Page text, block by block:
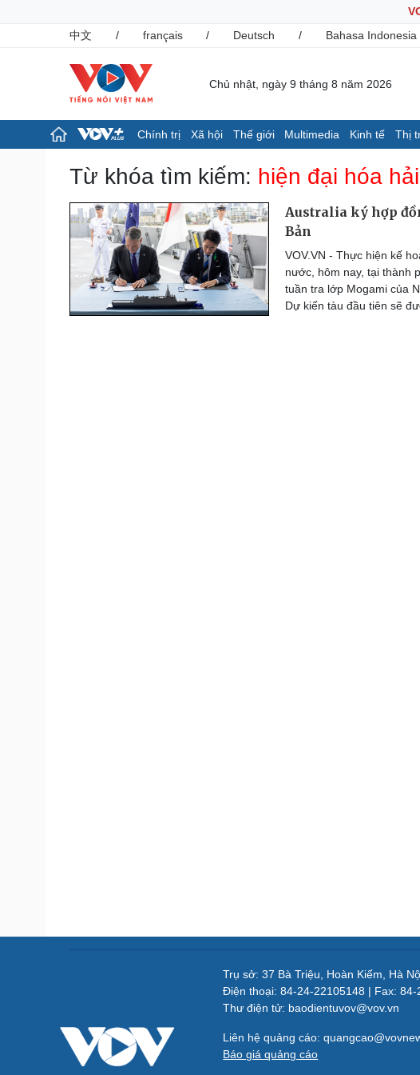
中文
/ français / Deutsch / Bahasa Indonesia
Chủ nhật, ngày 9 tháng 8 năm 2026
Chính trị Xã hội Thế giới Multimedia Kinh tế Thị
Chính trị
Tổ chức nhân sự
Quốc hội
Nhận diện sự thật
Xã hội
Giáo dục
Dự báo thời tiết
Dấu ấn VOV
Việc làm
Biển đảo
Thế
Hồ sơ
Pháp luật
Thể thao
Ô tô
Từ khóa tìm kiếm: hiện đại hóa
Australia ký hợp
Bản
VOV.VN - Thực hiện kế
nước, hôm nay, tại thành
tuần tra lớp Mogami của
Dự kiến tàu đầu tiên sẽ
Trụ sở: 37 Bà Triệu, Hoàn Kiếm, Hà
Điện thoại: 84-24-22105148 | Fax: 84-
Thư điện tử: baodientuvov@vov.vn
Liên hệ quảng cáo:
Báo giá quảng cáo